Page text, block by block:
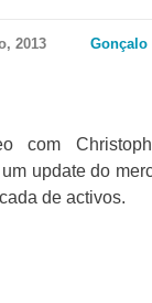
2013
Gonçalo
com
update do
de activos.